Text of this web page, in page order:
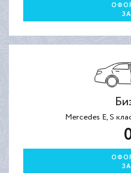
Mercedes E, S